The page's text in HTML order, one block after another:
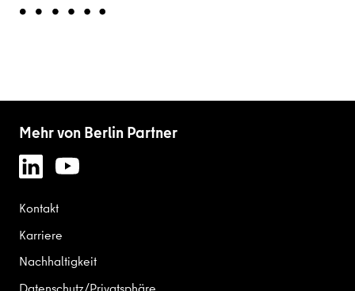
Mehr von Berlin Partner
Kontakt
Karriere
Nachhaltigkeit